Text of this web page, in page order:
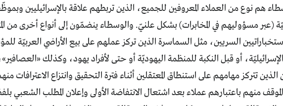
هم نوع من العملاء المعروفين للجميع، الذين تربطهم علاقة بالإسرائيليين
(عبر مسؤوليهم في المخابرات) بشكل علنيّ. والوسطاء ينضمّون إلى أنواع أخرى من
السريين، مثل السماسرة الذين تركز عملهم على بيع الأراضي العربيّة
أو قبل النكبة للمنظمة اليهوديّة أو حتى لأفراد يهود، وكذلك
تتركز مهامهم على استنطاق المعتقلين أثناء فترة التحقيق وانتزاع الاعترافات
منهم باعتبارهم عملاء بعد اشتعال الانتفاضة الأولى وإعلان المطلب الشعبي